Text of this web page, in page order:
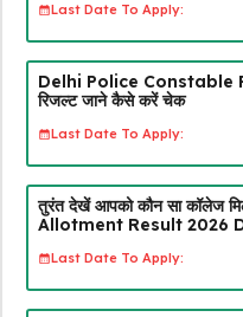
Last Date To Apply:
Delhi Police Constable
रिजल्ट जाने कैसे करें चेक
Last Date To Apply:
तुरंत देखें आपको कौन सा कॉलेज
Allotment Result 2026
Last Date To Apply: